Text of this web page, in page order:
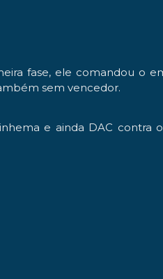
fase, ele comandou o
sem vencedor.
e ainda DAC contra